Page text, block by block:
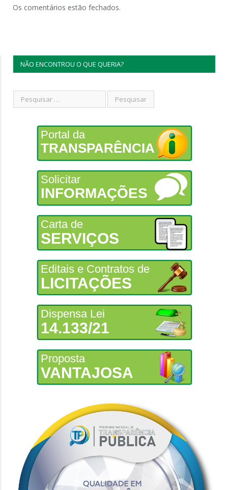
Os comentários estão fechados.
NÃO ENCONTROU O QUE QUERIA?
Portal da
TRANSPARÊNCIA
Solicitar
INFORMAÇÕES
Carta de
SERVIÇOS
Editais e Contratos de
LICITAÇÕES
Dispensa Lei
14.133/21
Proposta
VANTAJOSA